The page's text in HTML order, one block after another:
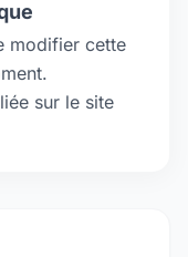
modifier cette
sur le site